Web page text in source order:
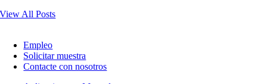
View All Posts
Empleo
Solicitar muestra
Contacte con nosotros